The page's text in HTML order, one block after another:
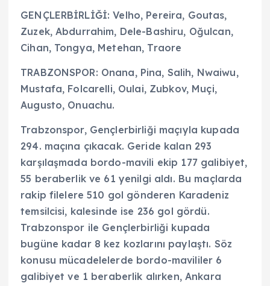
GENÇLERBİRLİĞİ: Velho, Pereira, Goutas,
Zuzek, Abdurrahim, Dele-Bashiru, Oğulcan,
Cihan, Tongya, Metehan, Traore
TRABZONSPOR: Onana, Pina, Salih, Nwaiwu,
Mustafa, Folcarelli, Oulai, Zubkov, Muçi,
Augusto, Onuachu.
Trabzonspor, Gençlerbirliği maçıyla kupada
294. maçına çıkacak. Geride kalan 293
karşılaşmada bordo-mavili ekip 177 galibiyet,
55 beraberlik ve 61 yenilgi aldı. Bu maçlarda
rakip filelere 510 gol gönderen Karadeniz
temsilcisi, kalesinde ise 236 gol gördü.
Trabzonspor ile Gençlerbirliği kupada
bugüne kadar 8 kez kozlarını paylaştı. Söz
konusu mücadelelerde bordo-mavililer 6
galibiyet ve 1 beraberlik alırken, Ankara